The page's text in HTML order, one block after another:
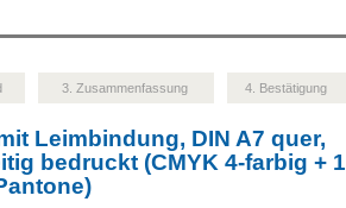
3. Zusammenfassung 4. Bestätigung
Leimbindung, DIN A7 quer,
bedruckt (CMYK 4-farbig + 1